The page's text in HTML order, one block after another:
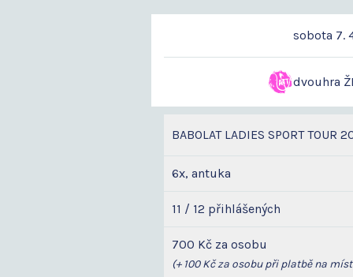
sobota 7.
dvouhra
BABOLAT LADIES SPORT TOUR
6x, antuka
11 / 12 přihlášených
700 Kč za osobu
(+ 100 Kč za osobu při platbě na